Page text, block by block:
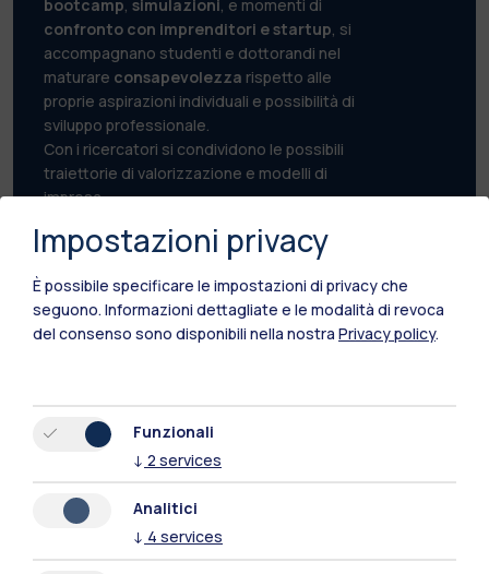
bootcamp, simulazioni, e momenti di
confronto con imprenditori e startup, si
accompagnano studenti e dottorandi nel
maturare consapevolezza rispetto alle
proprie aspirazioni individuali e possibilità di
sviluppo professionale.
Con i ricercatori si condividono le possibili
traiettorie di valorizzazione e modelli di
impresa.
Scopri
Impostazioni privacy
È possibile specificare le impostazioni di privacy che
seguono. Informazioni dettagliate e le modalità di revoca
del consenso sono disponibili nella nostra Privacy policy.
Funzionali
↓ 2 services
Analitici
↓ 4 services